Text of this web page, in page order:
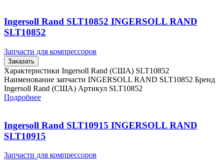
Ingersoll Rand SLT10852 INGERSOLL RAND
SLT10852
Запчасти для компрессоров
Заказать
Характеристики Ingersoll Rand (США) SLT10852
Наименование запчасти INGERSOLL RAND SLT10852 Бренд
Ingersoll Rand (США) Артикул SLT10852
Подробнее
Ingersoll Rand SLT10915 INGERSOLL RAND
SLT10915
Запчасти для компрессоров